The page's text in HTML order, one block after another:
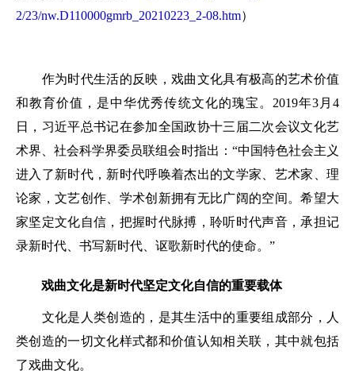
2/23/nw.D110000gmrb_20210223_2-08.htm）
作为时代生活的反映，戏曲文化具有极高的艺术价值
和教育价值，是中华优秀传统文化的瑰宝。2019年3月4
日，习近平总书记在参加全国政协十三届二次会议文化艺
术界、社会科学界委员联组会时指出：“中国特色社会主义
进入了新时代，新时代呼唤着杰出的文学家、艺术家、理
论家，文艺创作、学术创新拥有无比广阔的空间。希望大
家坚定文化自信，把握时代脉搏，聆听时代声音，承担记
录新时代、书写新时代、讴歌新时代的使命。”
戏曲文化是新时代坚定文化自信的重要载体
文化是人类创造的，是其生活中的重要组成部分，人
类创造的一切文化样式都和价值认知相关联，其中就包括
了戏曲文化。